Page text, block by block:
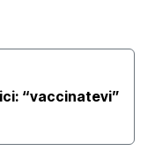
“vaccinatevi”